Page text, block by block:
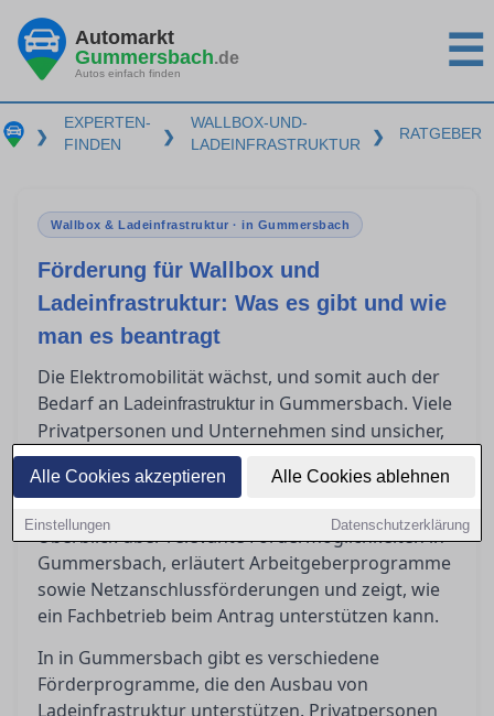
Alle Cookies akzeptieren Alle Cookies ablehnen
Einstellungen Datenschutzerklärung
Automarkt
Gummersbach.de
Autos einfach finden ☰
❯
EXPERTEN-
FINDEN
❯
WALLBOX-UND-
LADEINFRASTRUKTUR
❯ RATGEBER
Wallbox & Ladeinfrastruktur · in Gummersbach
Förderung für Wallbox und
Ladeinfrastruktur: Was es gibt und wie
man es beantragt
Die Elektromobilität wächst, und somit auch der
Bedarf an Ladeinfrastruktur in Gummersbach. Viele
Privatpersonen und Unternehmen sind unsicher,
welche Förderprogramme für Wallboxen und
Ladeinfrastruktur existieren und wie diese zu
Überblick über relevante Fördermöglichkeiten in
Gummersbach, erläutert Arbeitgeberprogramme
sowie Netzanschlussförderungen und zeigt, wie
ein Fachbetrieb beim Antrag unterstützen kann.
In in Gummersbach gibt es verschiedene
Förderprogramme, die den Ausbau von
Ladeinfrastruktur unterstützen. Privatpersonen